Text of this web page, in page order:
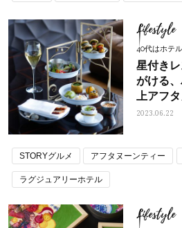
Lifestyle
40代はホテ
星付き
がける
上アフ
2023.06.22
STORYグルメ アフタヌーンティー
ラグジュアリーホテル
Lifestyle